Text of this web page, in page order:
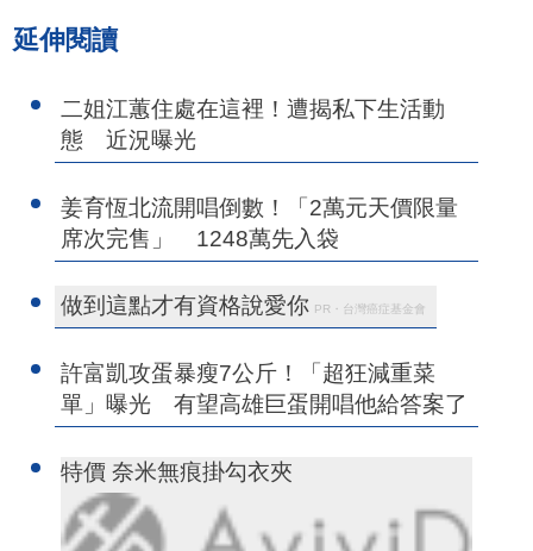
延伸閱讀
二姐江蕙住處在這裡！遭揭私下生活動
態 近況曝光
姜育恆北流開唱倒數！「2萬元天價限量
席次完售」 1248萬先入袋
做到這點才有資格說愛你 PR・台灣癌症基金會
許富凱攻蛋暴瘦7公斤！「超狂減重菜
單」曝光 有望高雄巨蛋開唱他給答案了
特價 奈米無痕掛勾衣夾